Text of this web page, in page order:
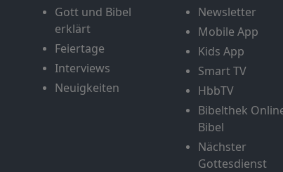
Gott und Bibel
erklärt
Feiertage
Interviews
Neuigkeiten
Newsletter
Mobile App
Kids App
Smart TV
HbbTV
Bibelthek
Bibel
Nächster
Gottesdienst